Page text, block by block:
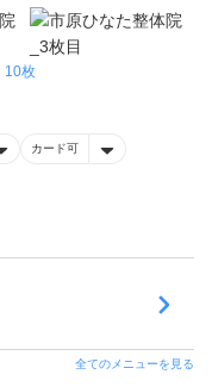
10枚
カード可
全てのメニューを見る